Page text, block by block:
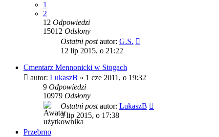
1
2
12 Odpowiedzi
15012 Odsłony
Ostatni postautor: G.S.
12 lip 2015, o 21:22
Cmentarz Mennonicki w Stogach
autor: LukaszB » 1 cze 2011, o 19:32
9 Odpowiedzi
10979 Odsłony
Ostatni postautor: LukaszB
3 lip 2015, o 17:38
Przebrno